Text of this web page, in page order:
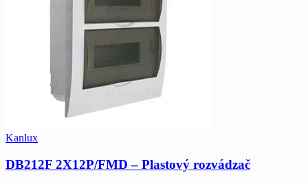
Kanlux
DB212F 2X12P/FMD – Plastový rozvádzač